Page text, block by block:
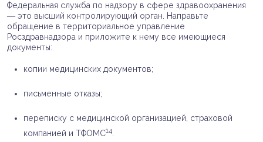
Федеральная служба по надзору в сфере здравоохранения
― это высший контролирующий орган. Направьте
обращение в территориальное управление
Росздравнадзора и приложите к нему все имеющиеся
документы:
копии медицинских документов;
письменные отказы;
переписку с медицинской организацией, страховой
компанией и ТФОМС14